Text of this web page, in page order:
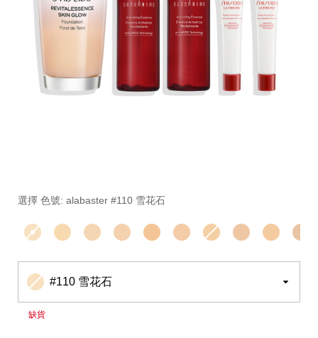
編
GLS0164
變
選擇 色號: alabaster #110 雪花石
#110 雪花石
缺貨